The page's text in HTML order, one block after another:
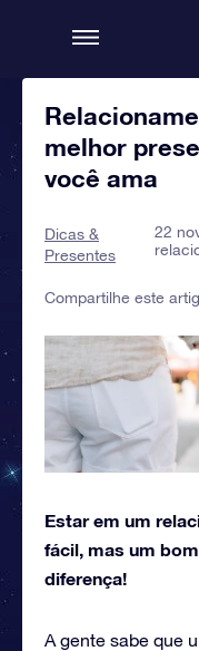
melhor
você ama
Dicas &
Presentes
22
Compartilhe este
Estar em um
fácil, mas um
diferença!
A gente sabe que